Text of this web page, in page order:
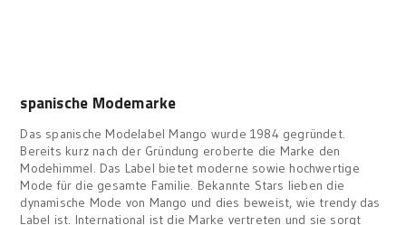
spanische Modemarke
Das spanische Modelabel Mango wurde 1984 gegründet.
Bereits kurz nach der Gründung eroberte die Marke den
Modehimmel. Das Label bietet moderne sowie hochwertige
Mode für die gesamte Familie. Bekannte Stars lieben die
dynamische Mode von Mango und dies beweist, wie trendy das
Label ist. International ist die Marke vertreten und sie sorgt